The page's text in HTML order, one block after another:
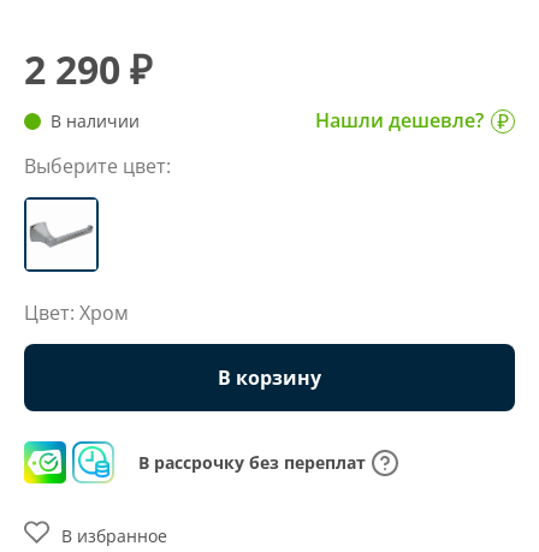
2 290 ₽
В наличии
Нашли дешевле?
Выберите цвет:
Цвет: Хром
В корзину
В рассрочку без переплат
В избранное